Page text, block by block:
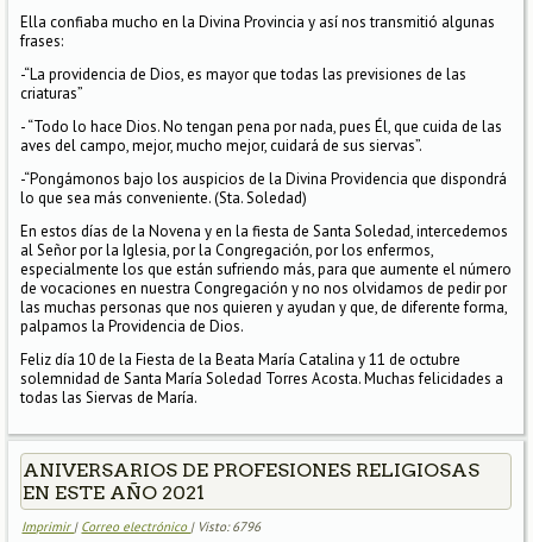
Ella confiaba mucho en la Divina Provincia y así nos transmitió algunas
frases:
-“La providencia de Dios, es mayor que todas las previsiones de las
criaturas”
- “Todo lo hace Dios. No tengan pena por nada, pues Él, que cuida de las
aves del campo, mejor, mucho mejor, cuidará de sus siervas”.
-“Pongámonos bajo los auspicios de la Divina Providencia que dispondrá
lo que sea más conveniente. (Sta. Soledad)
En estos días de la Novena y en la fiesta de Santa Soledad, intercedemos
al Señor por la Iglesia, por la Congregación, por los enfermos,
especialmente los que están sufriendo más, para que aumente el número
de vocaciones en nuestra Congregación y no nos olvidamos de pedir por
las muchas personas que nos quieren y ayudan y que, de diferente forma,
palpamos la Providencia de Dios.
Feliz día 10 de la Fiesta de la Beata María Catalina y 11 de octubre
solemnidad de Santa María Soledad Torres Acosta. Muchas felicidades a
todas las Siervas de María.
ANIVERSARIOS DE PROFESIONES RELIGIOSAS
EN ESTE AÑO 2021
Imprimir | Correo electrónico | Visto: 6796